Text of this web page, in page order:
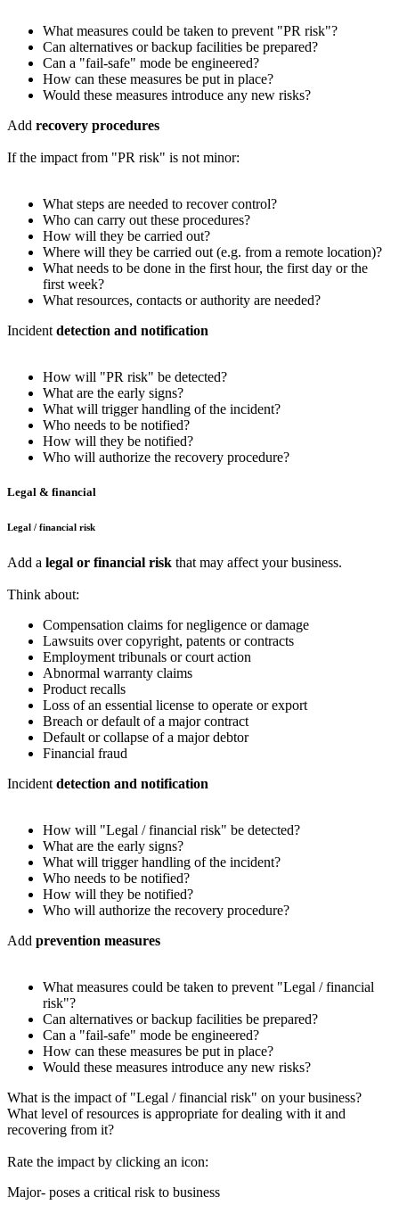
What measures could be taken to prevent "PR risk"?
Can alternatives or backup facilities be prepared?
Can a "fail-safe" mode be engineered?
How can these measures be put in place?
Would these measures introduce any new risks?
Add recovery procedures
If the impact from "PR risk" is not minor:
What steps are needed to recover control?
Who can carry out these procedures?
How will they be carried out?
Where will they be carried out (e.g. from a remote location)?
What needs to be done in the first hour, the first day or the
first week?
What resources, contacts or authority are needed?
Incident detection and notification
How will "PR risk" be detected?
What are the early signs?
What will trigger handling of the incident?
Who needs to be notified?
How will they be notified?
Who will authorize the recovery procedure?
Legal & financial
Legal / financial risk
Add a legal or financial risk that may affect your business.
Think about:
Compensation claims for negligence or damage
Lawsuits over copyright, patents or contracts
Employment tribunals or court action
Abnormal warranty claims
Product recalls
Loss of an essential license to operate or export
Breach or default of a major contract
Default or collapse of a major debtor
Financial fraud
Incident detection and notification
How will "Legal / financial risk" be detected?
What are the early signs?
What will trigger handling of the incident?
Who needs to be notified?
How will they be notified?
Who will authorize the recovery procedure?
Add prevention measures
What measures could be taken to prevent "Legal / financial
risk"?
Can alternatives or backup facilities be prepared?
Can a "fail-safe" mode be engineered?
How can these measures be put in place?
Would these measures introduce any new risks?
What is the impact of "Legal / financial risk" on your business?
What level of resources is appropriate for dealing with it and
recovering from it?
Rate the impact by clicking an icon:
Major- poses a critical risk to business